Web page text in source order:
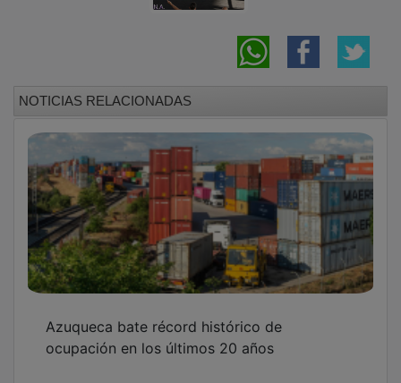
ocupación en los últimos 20 años